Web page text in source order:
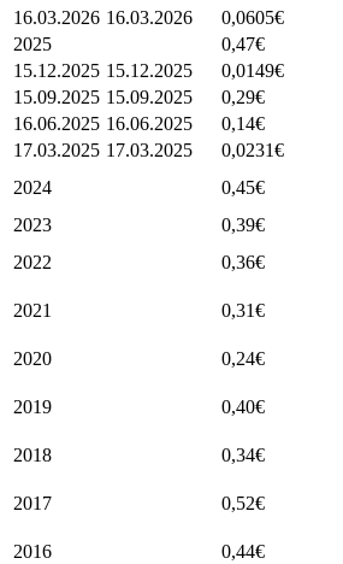
16.03.2026 16.03.2026 0,0605€
2025
0,47€
15.12.2025 15.12.2025 0,0149€
15.09.2025 15.09.2025 0,29€
16.06.2025 16.06.2025 0,14€
17.03.2025 17.03.2025 0,0231€
2024
0,45€
2023
0,39€
2022
0,36€
2021 0,31€
2020 0,24€
2019 0,40€
2018 0,34€
2017 0,52€
2016 0,44€